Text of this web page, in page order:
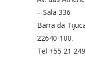
– Sala 336
Barra da
22640-100.
Tel +55 21